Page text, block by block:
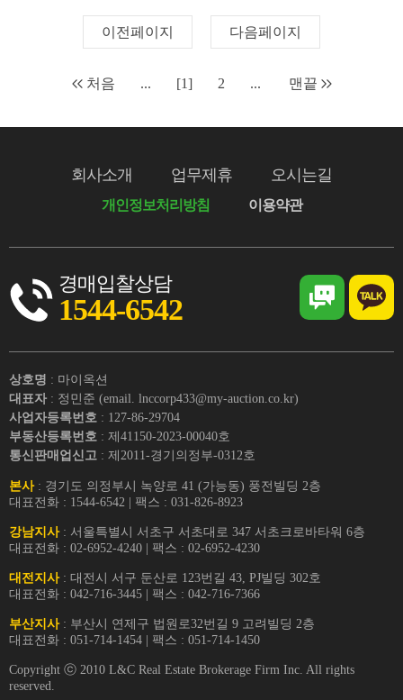
이전페이지 다음페이지
처음 ... [1] 2 ... 맨끝
회사소개 업무제휴 오시는길
개인정보처리방침 이용약관
경매입찰상담
1544-6542
상호명 : 마이옥션
대표자 : 정민준 (email. lnccorp433@my-auction.co.kr)
사업자등록번호 : 127-86-29704
부동산등록번호 : 제41150-2023-00040호
통신판매업신고 : 제2011-경기의정부-0312호
본사: 경기도 의정부시 녹양로 41 (가능동) 풍전빌딩 2층
대표전화 : 1544-6542 | 팩스 : 031-826-8923
강남지사: 서울특별시 서초구 서초대로 347 서초크로바타워 6층
대표전화 : 02-6952-4240 | 팩스 : 02-6952-4230
대전지사: 대전시 서구 둔산로 123번길 43, PJ빌딩 302호
대표전화 : 042-716-3445 | 팩스 : 042-716-7366
부산지사: 부산시 연제구 법원로32번길 9 고려빌딩 2층
대표전화 : 051-714-1454 | 팩스 : 051-714-1450
Copyright ⓒ 2010 L&C Real Estate Brokerage Firm Inc. All rights
reserved.